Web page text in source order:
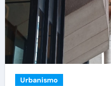
Urbanismo